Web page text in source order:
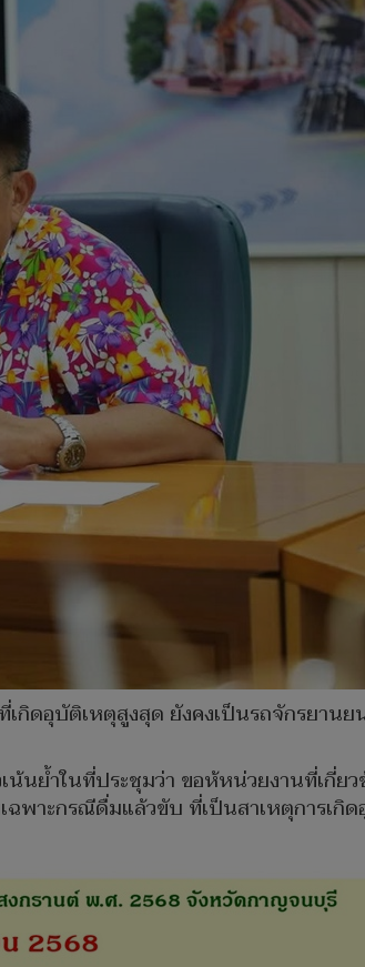
กิดอุบัติเหตุสูงสุด ยังคงเป็นรถจักรยาน
น้นย้ำในที่ประชุมว่า ขอห้หน่วยงานที่เกี่ย
ฉพาะกรณีดื่มแล้วขับ ที่เป็นสาเหตุการเ